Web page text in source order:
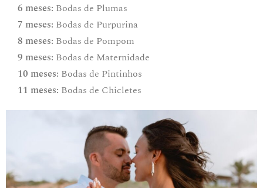
6 meses: Bodas de Plumas
7 meses: Bodas de Purpurina
8 meses: Bodas de Pompom
9 meses: Bodas de Maternidade
10 meses: Bodas de Pintinhos
11 meses: Bodas de Chicletes